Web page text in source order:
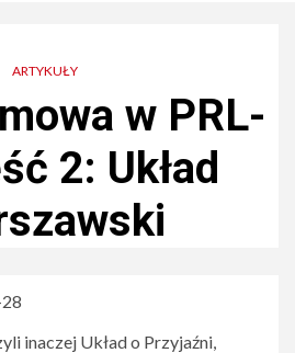
ARTYKUŁY
w PRL-
2: Układ
inaczej Układ o Przyjaźni,